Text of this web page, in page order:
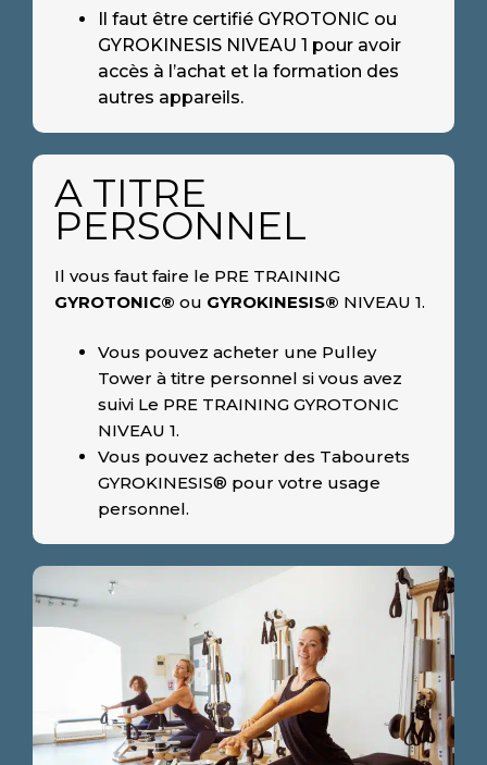
Il faut être certifié GYROTONIC ou
GYROKINESIS NIVEAU 1 pour avoir
accès à l’achat et la formation des
autres appareils.
A TITRE
PERSONNEL
Il vous faut faire le PRE TRAINING
GYROTONIC® ou GYROKINESIS® NIVEAU 1.
Vous pouvez acheter une Pulley
Tower à titre personnel si vous avez
suivi Le PRE TRAINING GYROTONIC
NIVEAU 1.
Vous pouvez acheter des Tabourets
GYROKINESIS® pour votre usage
personnel.